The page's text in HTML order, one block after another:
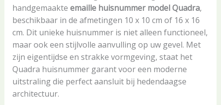
handgemaakte emaille huisnummer model Quadra,
beschikbaar in de afmetingen 10 x 10 cm of 16 x 16
cm. Dit unieke huisnummer is niet alleen functioneel,
maar ook een stijlvolle aanvulling op uw gevel. Met
zijn eigentijdse en strakke vormgeving, staat het
Quadra huisnummer garant voor een moderne
uitstraling die perfect aansluit bij hedendaagse
architectuur.